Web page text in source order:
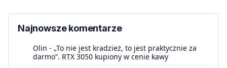
Najnowsze komentarze
Olin - „To nie jest kradzież, to jest praktycznie za
darmo”. RTX 3050 kupiony w cenie kawy